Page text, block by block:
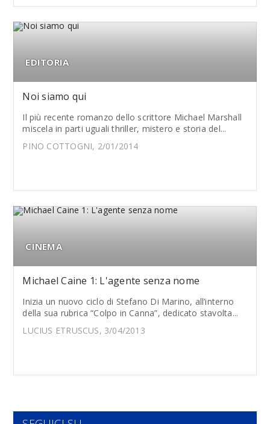
EDITORIA
Noi siamo qui
Il più recente romanzo dello scrittore Michael Marshall
miscela in parti uguali thriller, mistero e storia del...
PINO COTTOGNI, 2/01/2014
CINEMA
Michael Caine 1: L'agente senza nome
Inizia un nuovo ciclo di Stefano Di Marino, all’interno
della sua rubrica “Colpo in Canna”, dedicato stavolta...
LUCIUS ETRUSCUS, 3/04/2013